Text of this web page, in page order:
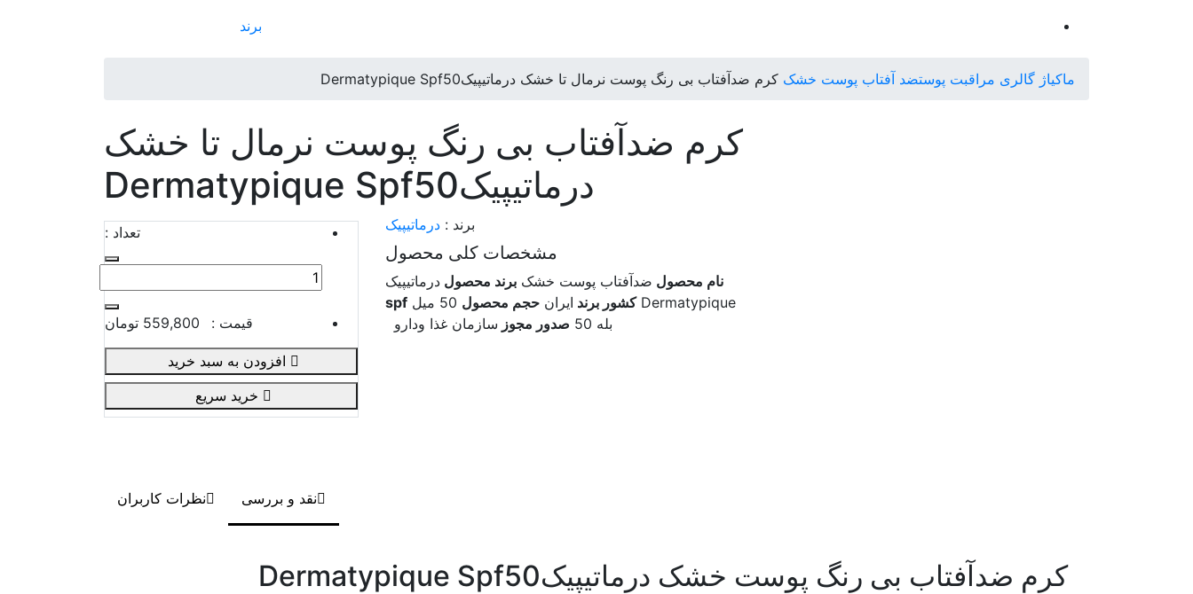
برند
ماکیاژ گالری مراقبت پوستضد آفتاب پوست خشک کرم ضدآفتاب بی رنگ پوست نرمال تا خشک درماتیپیکDermatypique Spf50
کرم ضدآفتاب بی رنگ پوست نرمال تا خشک
درماتیپیکDermatypique Spf50
برند :درماتیپیک
مشخصات کلی محصول
نام محصول ضدآفتاب پوست خشکبرند محصولدرماتیپیک
Dermatypique کشور برند ایرانحجم محصول
spf
بله 50
صدور مجوز سازمان غذا ودارو
تعداد :
قیمت : 559,800 تومان
نقد و بررسی نظرات کاربران
کرم ضدآفتاب بی رنگ پوست خشک درماتیپیکDermatypique Spf50